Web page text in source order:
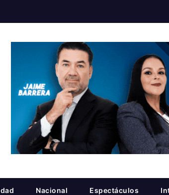
Nacional Espectáculos